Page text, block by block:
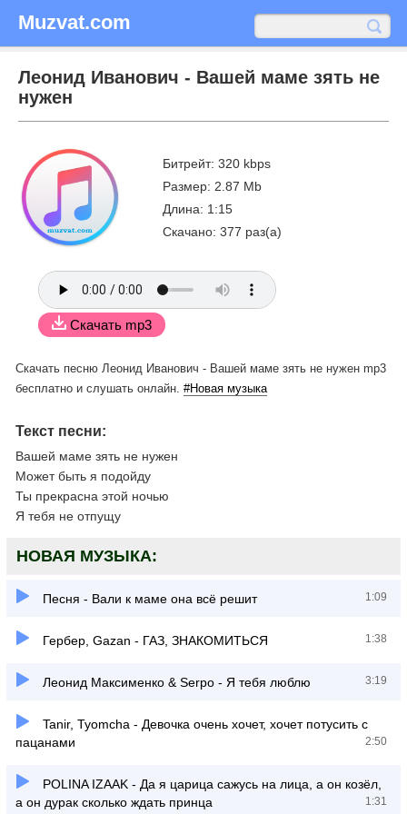
Muzvat.com
Леонид Иванович - Вашей маме зять не
нужен
Битрейт: 320 kbps
Размер: 2.87 Mb
Длина: 1:15
Скачано: 377 раз(а)
Скачать mp3
Скачать песню Леонид Иванович - Вашей маме зять не нужен mp3
бесплатно и слушать онлайн. #Новая музыка
Текст песни:
Вашей маме зять не нужен
Может быть я подойду
Ты прекрасна этой ночью
Я тебя не отпущу
НОВАЯ МУЗЫКА:
Песня - Вали к маме она всё решит 1:09
Гербер, Gazan - ГАЗ, ЗНАКОМИТЬСЯ 1:38
Леонид Максименко & Serpo - Я тебя люблю 3:19
Tanir, Tyomcha - Девочка очень хочет, хочет потусить с
пацанами
2:50
POLINA IZAAK - Да я царица сажусь на лица, а он козёл,
а он дурак сколько ждать принца
1:31